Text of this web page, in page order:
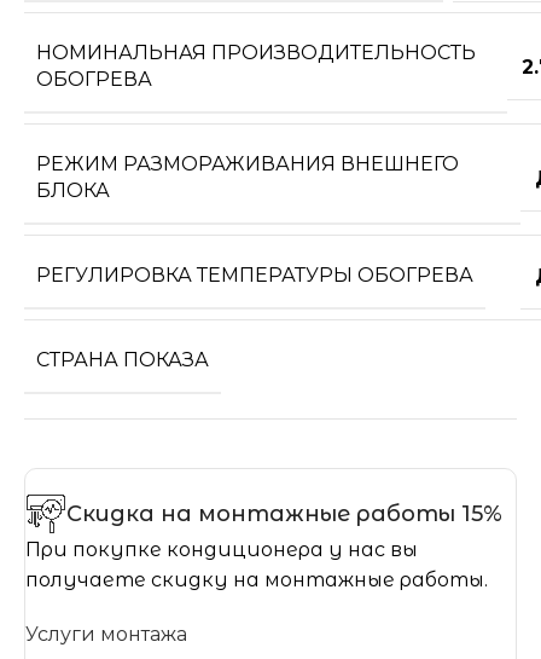
НОМИНАЛЬНАЯ ПРОИЗВОДИТЕЛЬНОСТЬ
ОБОГРЕВА
РЕЖИМ РАЗМОРАЖИВАНИЯ ВНЕШНЕГО
БЛОКА
РЕГУЛИРОВКА ТЕМПЕРАТУРЫ ОБОГРЕВА
СТРАНА ПОКАЗА
Скидка на монтажные работы 15%
При покупке кондиционера у нас вы
получаете скидку на монтажные работы.
Услуги монтажа